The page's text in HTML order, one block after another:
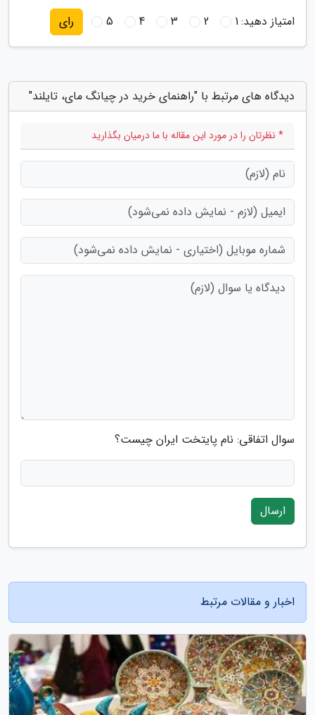
امتیاز دهید:1
2
3
4
5 رای
دیدگاه های مرتبط با "راهنمای خرید در چیانگ مای، تایلند"
* نظرتان را در مورد این مقاله با ما درمیان بگذارید
سوال اتفاقی: نام پایتخت ایران چیست؟
ارسال
اخبار و مقالات مرتبط